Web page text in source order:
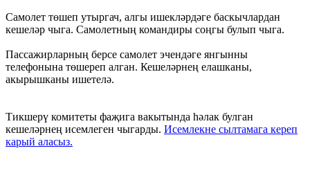
Самолет төшеп утыргач, алгы ишекләрдәге баскычлардан
кешеләр чыга. Самолетның командиры соңгы булып чыга.
Пассажирларның берсе самолет эчендәге янгынны
телефонына төшереп алган. Кешеләрнең елашканы,
акырышканы ишетелә.
Тикшерү комитеты фаҗига вакытында һәлак булган
кешеләрнең исемлеген чыгарды. Исемлекне сылтамага кереп
карый аласыз.